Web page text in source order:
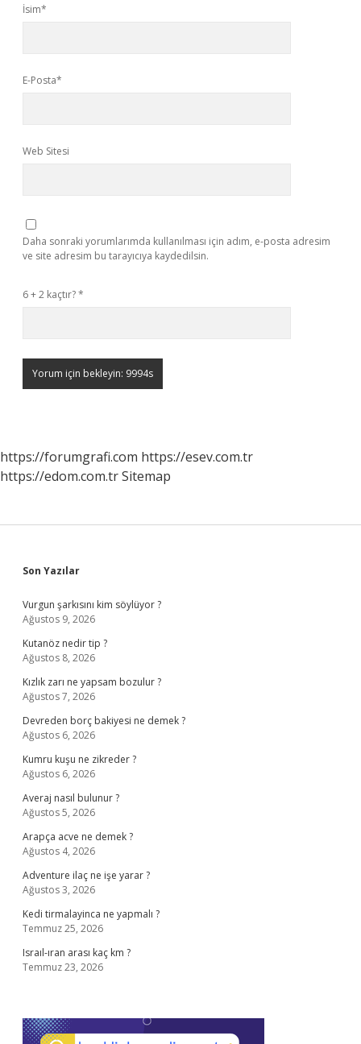
İsim*
E-Posta*
Web Sitesi
Daha sonraki yorumlarımda kullanılması için adım, e-posta adresim
ve site adresim bu tarayıcıya kaydedilsin.
6 + 2 kaçtır?*
https://forumgrafi.com https://esev.com.tr
https://edom.com.trSitemap
Sidebar
Son Yazılar
Vurgun şarkısını kim söylüyor ?
Ağustos 9, 2026
Kutanöz nedir tip ?
Ağustos 8, 2026
Kızlık zarı ne yapsam bozulur ?
Ağustos 7, 2026
Devreden borç bakiyesi ne demek ?
Ağustos 6, 2026
Kumru kuşu ne zikreder ?
Ağustos 6, 2026
Averaj nasıl bulunur ?
Ağustos 5, 2026
Arapça acve ne demek ?
Ağustos 4, 2026
Adventure ilaç ne işe yarar ?
Ağustos 3, 2026
Kedi tirmalayinca ne yapmalı ?
Temmuz 25, 2026
Israıl-ıran arası kaç km ?
Temmuz 23, 2026